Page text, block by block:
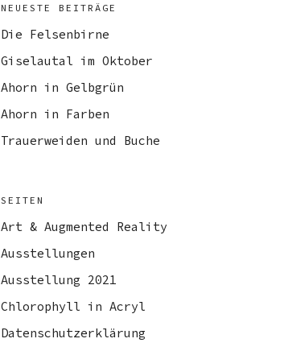
NEUESTE BEITRÄGE
Die Felsenbirne
Giselautal im Oktober
Ahorn in Gelbgrün
Ahorn in Farben
Trauerweiden und Buche
SEITEN
Art & Augmented Reality
Ausstellungen
Ausstellung 2021
Chlorophyll in Acryl
Datenschutzerklärung